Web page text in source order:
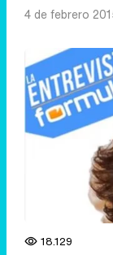
4 de febrero
18.129